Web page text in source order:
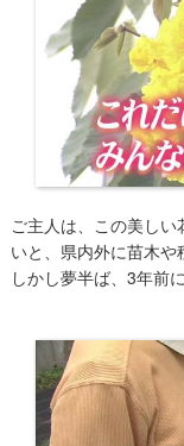
ご主人は、この美し
いと、県内外に苗木や
しかし夢半ば、3年前